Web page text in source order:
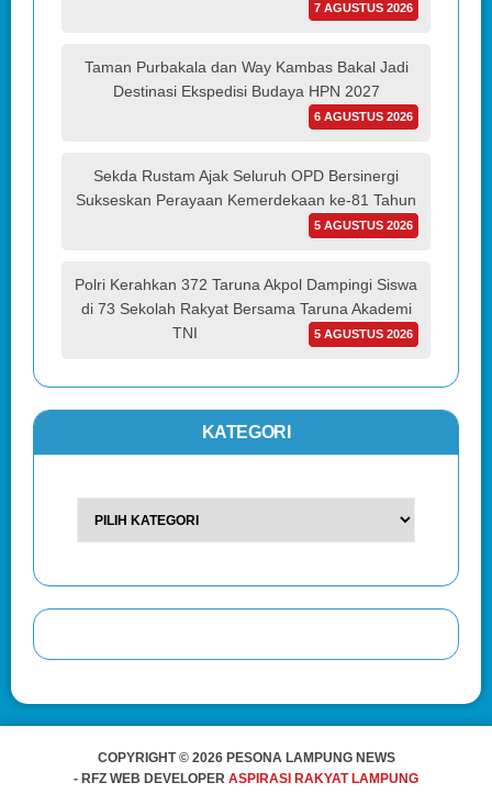
7 AGUSTUS 2026
Taman Purbakala dan Way Kambas Bakal Jadi
Destinasi Ekspedisi Budaya HPN 2027
6 AGUSTUS 2026
Sekda Rustam Ajak Seluruh OPD Bersinergi
Sukseskan Perayaan Kemerdekaan ke-81 Tahun
5 AGUSTUS 2026
Polri Kerahkan 372 Taruna Akpol Dampingi Siswa
di 73 Sekolah Rakyat Bersama Taruna Akademi
TNI
5 AGUSTUS 2026
KATEGORI
COPYRIGHT © 2026 PESONA LAMPUNG NEWS
- RFZ WEB DEVELOPER ASPIRASI RAKYAT LAMPUNG